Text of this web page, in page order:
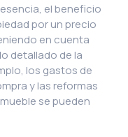
esencia, el beneficio
por un precio
en cuenta
detallado de la
los gastos de
y las reformas
se pueden